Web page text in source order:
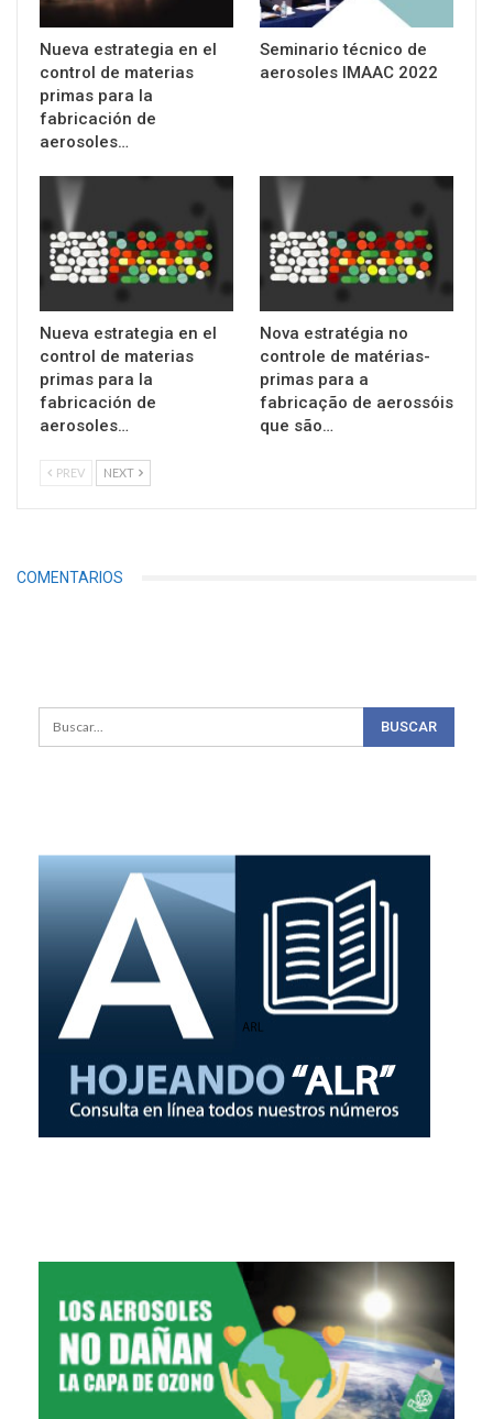
Nueva estrategia en el
control de materias
primas para la
fabricación de
aerosoles…
Seminario técnico de
aerosoles IMAAC 2022
Nueva estrategia en el
control de materias
primas para la
fabricación de
aerosoles…
Nova estratégia no
controle de matérias-
primas para a
fabricação de aerossóis
que são…
PREV NEXT
COMENTARIOS